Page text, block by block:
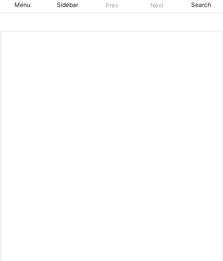
Menu Sidebar Prev Next Search